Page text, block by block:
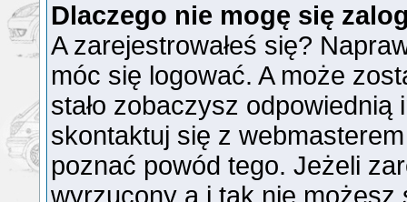
Dlaczego nie mogę się
A zarejestrowałeś się?
móc się logować. A może
stało zobaczysz
skontaktuj się z
poznać powód tego. Jeżeli
wyrzucony a i tak nie